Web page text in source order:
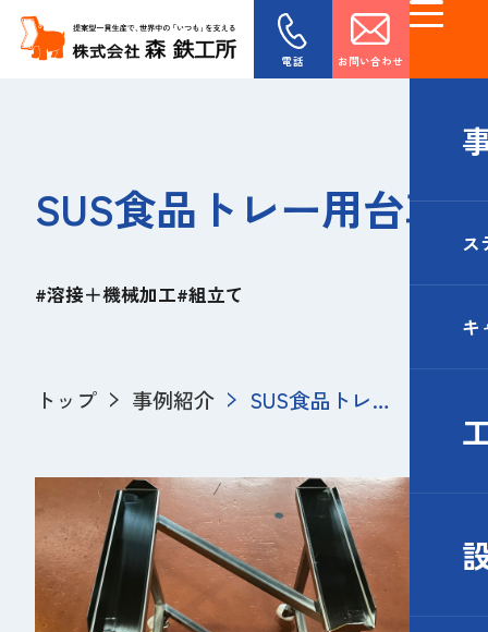
電話 お問い合わせ
ス
キ
SUS食品トレー用台車
#溶接＋機械加工#組立て
トップ 事例紹介 SUS食品トレー